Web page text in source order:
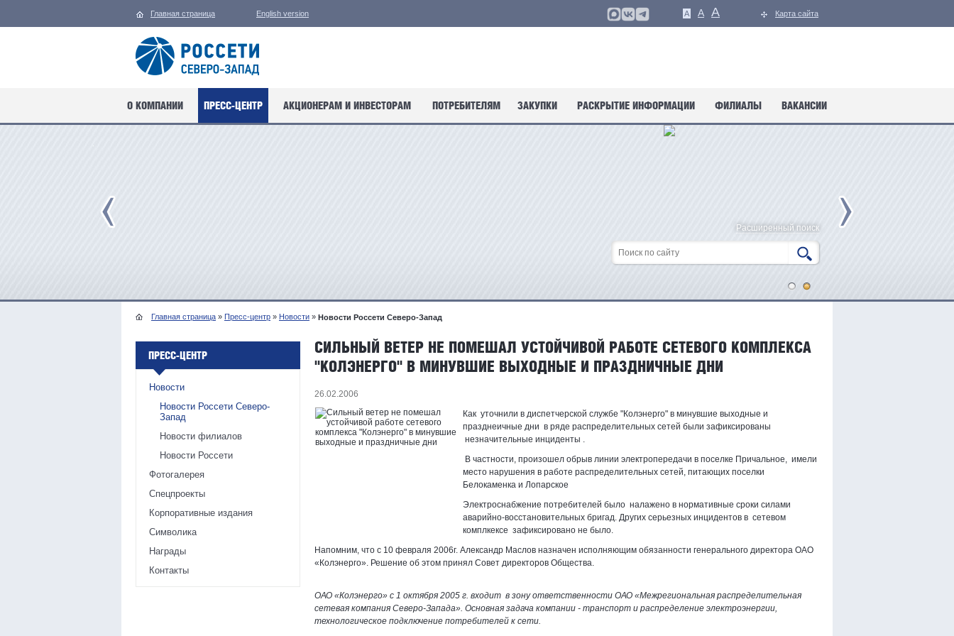
Главная страница English version Карта сайта
A A A
О КОМПАНИИ ПРЕСС-ЦЕНТР АКЦИОНЕРАМ И ИНВЕСТОРАМ ПОТРЕБИТЕЛЯМ ЗАКУПКИ РАСКРЫТИЕ ИНФОРМАЦИИ ФИЛИАЛЫ ВАКАНСИИ
Расширенный поиск
Главная страница » Пресс-центр » Новости » Новости Россети Северо-Запад
ПРЕСС-ЦЕНТР
Новости
Новости Россети Северо-
Запад
Новости филиалов
Новости Россети
Фотогалерея
Спецпроекты
Корпоративные издания
Символика
Награды
Контакты
СИЛЬНЫЙ ВЕТЕР НЕ ПОМЕШАЛ УСТОЙЧИВОЙ РАБОТЕ СЕТЕВОГО КОМПЛЕКСА
"КОЛЭНЕРГО" В МИНУВШИЕ ВЫХОДНЫЕ И ПРАЗДНИЧНЫЕ ДНИ
26.02.2006
Как уточнили в диспетчерской службе "Колэнерго" в минувшие выходные и
празднеичные дни в ряде распределительных сетей были зафиксированы
незначительные инциденты .
В частности, произошел обрыв линии электропередачи в поселке Причальное, имели
место нарушения в работе распределительных сетей, питающих поселки
Белокаменка и Лопарское
Электроснабжение потребителей было налажено в нормативные сроки силами
аварийно-восстановительных бригад. Других серьезных инцидентов в сетевом
комплкексе зафиксировано не было.
Напомним, что с 10 февраля 2006г. Александр Маслов назначен исполняющим обязанности генерального директора ОАО
«Колэнерго». Решение об этом принял Совет директоров Общества.
ОАО «Колэнерго» с 1 октября 2005 г. входит в зону ответственности ОАО «Межрегиональная распределительная
сетевая компания Северо-Запада». Основная задача компании - транспорт и распределение электроэнергии,
технологическое подключение потребителей к сети.